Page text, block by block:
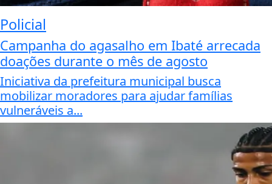
Policial
Campanha do agasalho em Ibaté arrecada
doações durante o mês de agosto
Iniciativa da prefeitura municipal busca
mobilizar moradores para ajudar famílias
vulneráveis a...